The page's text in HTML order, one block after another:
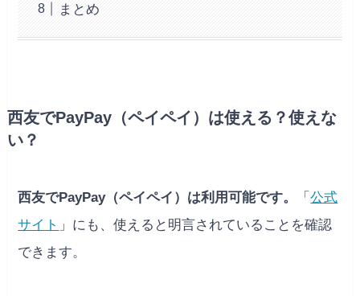
まとめ
西友でPayPay（ペイペイ）は使える？使えな
い？
西友でPayPay（ペイペイ）は利用可能です。 「公式
サイト 」にも、使えると明言されていることを確認
できます。